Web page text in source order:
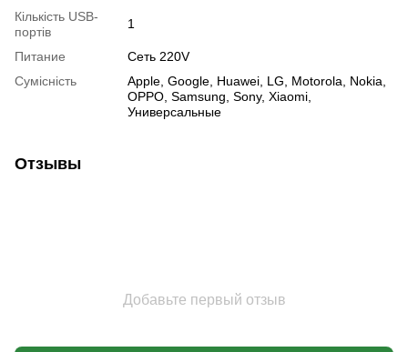
Кількість USB-
портів
1
Питание
Сеть 220V
Сумісність
Apple, Google, Huawei, LG, Motorola, Nokia,
OPPO, Samsung, Sony, Xiaomi,
Универсальные
Отзывы
Добавьте первый отзыв